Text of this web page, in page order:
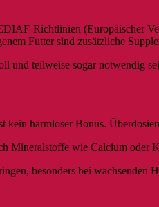
Richtlinien (Europäischer
Futter sind zusätzliche
teilweise sogar notwendig
harmloser Bonus.
wie Calcium oder
besonders bei